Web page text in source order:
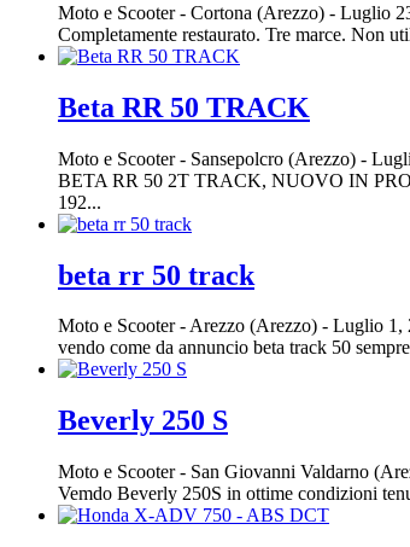
Moto e Scooter- Cortona (Arezzo) - Luglio
Completamente restaurato. Tre marce. Non
Beta RR 50 TRACK
Moto e Scooter- Sansepolcro (Arezzo) -
BETA RR 50 2T TRACK, NUOVO IN
192...
beta rr 50 track
Moto e Scooter-Arezzo (Arezzo) - Luglio 1,
vendo come da annuncio beta track 50
Beverly 250 S
Moto e Scooter- San Giovanni Valdarno
Vemdo Beverly 250S in ottime condizioni